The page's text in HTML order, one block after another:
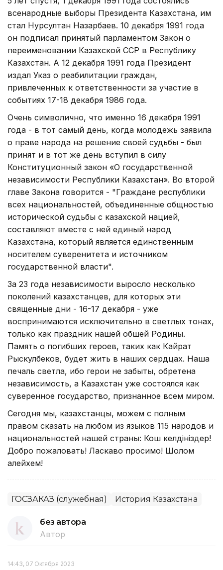
всенародные выборы Президента Казахстана, им
стал Нурсултан Назарбаев. 10 декабря 1991 года
он подписал принятый парламентом Закон о
переименовании Казахской ССР в Республику
Казахстан. А 12 декабря 1991 года Президент
издал Указ о реабилитации граждан,
привлеченных к ответственности за участие в
событиях 17-18 декабря 1986 года.
Очень символично, что именно 16 декабря 1991
года - в тот самый день, когда молодежь заявила
о праве народа на решение своей судьбы - был
принят и в тот же день вступил в силу
Конституционный закон «О государственной
независимости Республики Казахстан». Во второй
главе Закона говорится - "Граждане республики
всех национальностей, объединенные общностью
исторической судьбы с казахской нацией,
составляют вместе с ней единый народ
Казахстана, который является единственным
носителем суверенитета и источником
государственной власти".
За 23 года независимости выросло несколько
поколений казахстанцев, для которых эти
священные дни - 16-17 декабря - уже
воспринимаются исключительно в светлых тонах,
только как праздник нашей обшей Родины.
Память о погибших героев, таких как Кайрат
Рыскулбеков, будет жить в наших сердцах. Наша
печаль светла, ибо герои не забыты, обретена
независимость, а Казахстан уже состоялся как
суверенное государство, признанное всем миром.
Сегодня мы, казахстанцы, можем с полным
правом сказать на любом из языков 115 народов и
национальностей нашей страны: Кош келдiнiздер!
Добро пожаловать! Ласкаво просимо! Шолом
алейхем!
ГОСЗАКАЗ (служебная) История Казахстана
без автора
Автор
14:43, 07 Октября 2023